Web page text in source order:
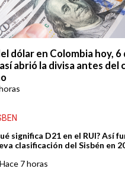
dólar en Colombia hoy, 6
abrió la divisa antes del
significa D21 en el RUI? Así
clasificación del Sisbén en
Hace 7 horas